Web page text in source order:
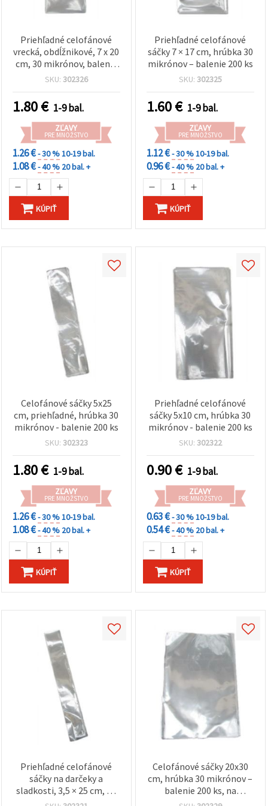
Priehľadné celofánové
vrecká, obdĺžnikové, 7 x 20
cm, 30 mikrónov, balenie
200 ks – na balenie
cukroviniek, šperkov a
výrobkov ručnej tvorby
SKU: 302326
1.80€ 1-9 bal.
ZĽAVY
PRE MNOŽSTVO
1.26 €- 30 %10-19 bal.
1.08 €- 40 % 20 bal. +
KÚPIŤ
Priehľadné celofánové
sáčky 7 × 17 cm, hrúbka 30
mikrónov – balenie 200 ks
SKU: 302325
1.60€ 1-9 bal.
ZĽAVY
PRE MNOŽSTVO
1.12 €- 30 %10-19 bal.
0.96 €- 40 % 20 bal. +
KÚPIŤ
Celofánové sáčky 5x25
cm, priehľadné, hrúbka 30
mikrónov - balenie 200 ks
SKU: 302323
1.80€ 1-9 bal.
ZĽAVY
PRE MNOŽSTVO
1.26 €- 30 %10-19 bal.
1.08 €- 40 % 20 bal. +
KÚPIŤ
Priehľadné celofánové
sáčky 5x10 cm, hrúbka 30
mikrónov - balenie 200 ks
SKU: 302322
0.90€ 1-9 bal.
ZĽAVY
PRE MNOŽSTVO
0.63 €- 30 %10-19 bal.
0.54 €- 40 % 20 bal. +
KÚPIŤ
Priehľadné celofánové
sáčky na darčeky a
sladkosti, 3,5 × 25 cm, 30
mikrónov, balenie 200 ks
Celofánové sáčky 20x30
cm, hrúbka 30 mikrónov –
balenie 200 ks, na
kreatívne tvorenie a ručné